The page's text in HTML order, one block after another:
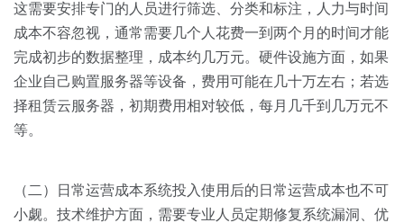
这需要安排专门的人员进行筛选、分类和标注，人力与时间
成本不容忽视，通常需要几个人花费一到两个月的时间才能
完成初步的数据整理，成本约几万元。硬件设施方面，如果
企业自己购置服务器等设备，费用可能在几十万左右；若选
择租赁云服务器，初期费用相对较低，每月几千到几万元不
等。
（二）日常运营成本系统投入使用后的日常运营成本也不可
小觑。技术维护方面，需要专业人员定期修复系统漏洞、优